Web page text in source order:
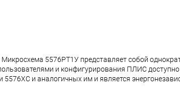
5576РТ1У представляет собой
и конфигурирования ПЛИС доступно
и аналогичных им и является